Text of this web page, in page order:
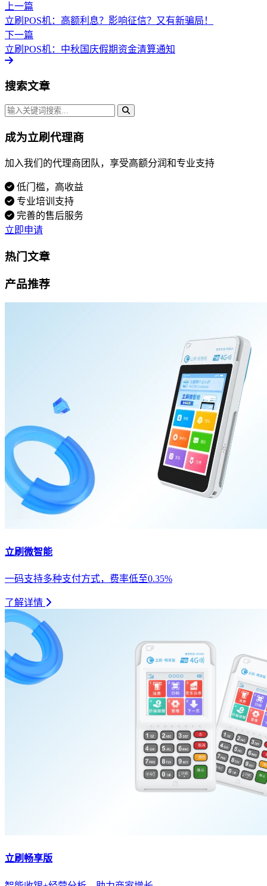
上一篇
立刷POS机：高额利息？影响征信？又有新骗局！
下一篇
立刷POS机：中秋国庆假期资金清算通知
搜索文章
成为立刷代理商
加入我们的代理商团队，享受高额分润和专业支持
低门槛，高收益
专业培训支持
完善的售后服务
立即申请
热门文章
产品推荐
立刷微智能
一码支持多种支付方式，费率低至0.35%
了解详情
立刷畅享版